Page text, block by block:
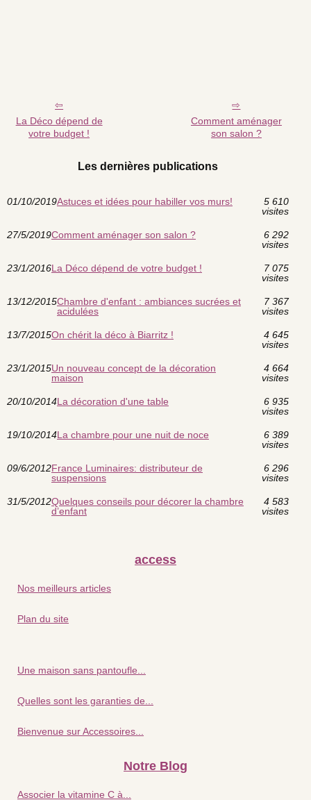
La Déco dépend de
votre budget !
Comment aménager
son salon ?
Les dernières publications
01/10/2019Astuces et idées pour habiller vos murs!
5 610
visites
27/5/2019Comment aménager son salon ?
6 292
visites
23/1/2016La Déco dépend de votre budget !
7 075
visites
13/12/2015Chambre d'enfant : ambiances sucrées et
acidulées
7 367
visites
13/7/2015On chérit la déco à Biarritz !
4 645
visites
23/1/2015Un nouveau concept de la décoration
maison
4 664
visites
20/10/2014La décoration d'une table
6 935
visites
19/10/2014La chambre pour une nuit de noce
6 389
visites
09/6/2012France Luminaires: distributeur de
suspensions
6 296
visites
31/5/2012Quelques conseils pour décorer la chambre
d’enfant
4 583
visites
access
Nos meilleurs articles
Plan du site
Une maison sans pantoufle...
Quelles sont les garanties de...
Bienvenue sur Accessoires...
Notre Blog
Associer la vitamine C à...